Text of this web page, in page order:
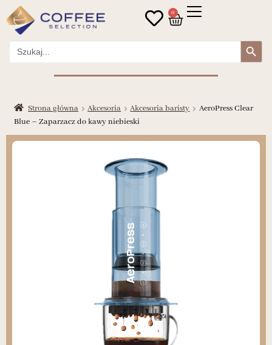
0
Search
for:
Search Button
Strona główna Akcesoria Akcesoria baristy
AeroPress Clear
Blue – Zaparzacz do kawy niebieski